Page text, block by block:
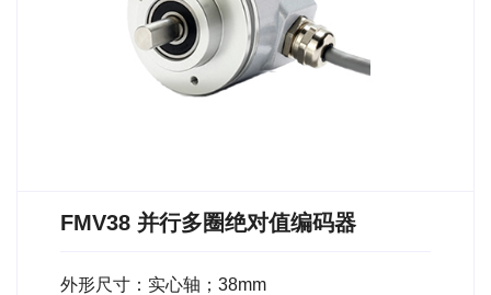
FMV38 并行多圈绝对值编码器
外形尺寸：实心轴；38mm